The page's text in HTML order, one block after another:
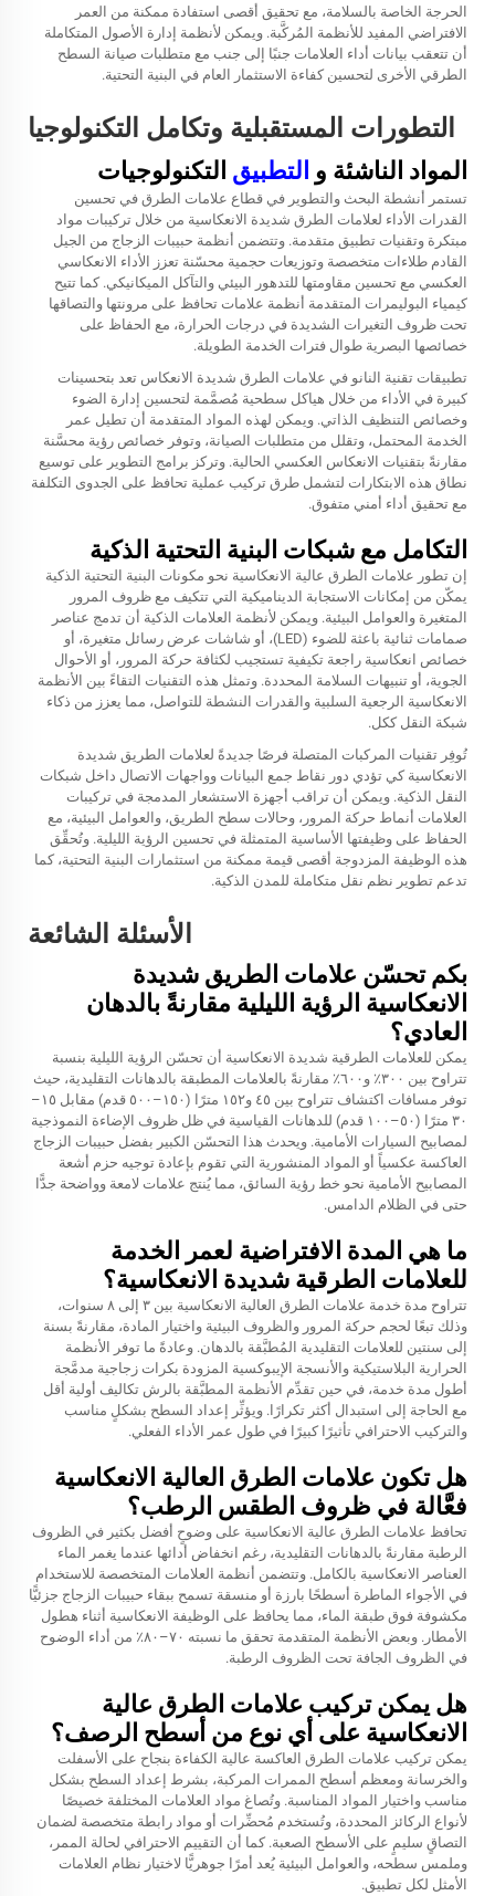
الحرجة الخاصة بالسلامة، مع تحقيق أقصى استفادة ممكنة من العمر
الافتراضي المفيد للأنظمة المُركَّبة. ويمكن لأنظمة إدارة الأصول المتكاملة
أن تتعقب بيانات أداء العلامات جنبًا إلى جنب مع متطلبات صيانة السطح
الطرقي الأخرى لتحسين كفاءة الاستثمار العام في البنية التحتية.
التطورات المستقبلية وتكامل التكنولوجيا
المواد الناشئة و التطبيق التكنولوجيات
تستمر أنشطة البحث والتطوير في قطاع علامات الطرق في تحسين
القدرات الأداء لعلامات الطرق شديدة الانعكاسية من خلال تركيبات مواد
مبتكرة وتقنيات تطبيق متقدمة. وتتضمن أنظمة حبيبات الزجاج من الجيل
القادم طلاءات متخصصة وتوزيعات حجمية محسّنة تعزز الأداء الانعكاسي
العكسي مع تحسين مقاومتها للتدهور البيئي والتآكل الميكانيكي. كما تتيح
كيمياء البوليمرات المتقدمة أنظمة علامات تحافظ على مرونتها والتصاقها
تحت ظروف التغيرات الشديدة في درجات الحرارة، مع الحفاظ على
خصائصها البصرية طوال فترات الخدمة الطويلة.
تطبيقات تقنية النانو في علامات الطرق شديدة الانعكاس تعد بتحسينات
كبيرة في الأداء من خلال هياكل سطحية مُصمَّمة لتحسين إدارة الضوء
وخصائص التنظيف الذاتي. ويمكن لهذه المواد المتقدمة أن تطيل عمر
الخدمة المحتمل، وتقلل من متطلبات الصيانة، وتوفر خصائص رؤية محسَّنة
مقارنةً بتقنيات الانعكاس العكسي الحالية. وتركز برامج التطوير على توسيع
نطاق هذه الابتكارات لتشمل طرق تركيب عملية تحافظ على الجدوى التكلفة
مع تحقيق أداء أمني متفوق.
التكامل مع شبكات البنية التحتية الذكية
إن تطور علامات الطرق عالية الانعكاسية نحو مكونات البنية التحتية الذكية
يمكّن من إمكانات الاستجابة الديناميكية التي تتكيف مع ظروف المرور
المتغيرة والعوامل البيئية. ويمكن لأنظمة العلامات الذكية أن تدمج عناصر
صمامات ثنائية باعثة للضوء (LED)، أو شاشات عرض رسائل متغيرة، أو
خصائص انعكاسية راجعة تكيفية تستجيب لكثافة حركة المرور، أو الأحوال
الجوية، أو تنبيهات السلامة المحددة. وتمثل هذه التقنيات التقاءً بين الأنظمة
الانعكاسية الرجعية السلبية والقدرات النشطة للتواصل، مما يعزز من ذكاء
شبكة النقل ككل.
تُوفِر تقنيات المركبات المتصلة فرصًا جديدةً لعلامات الطريق شديدة
الانعكاسية كي تؤدي دور نقاط جمع البيانات وواجهات الاتصال داخل شبكات
النقل الذكية. ويمكن أن تراقب أجهزة الاستشعار المدمجة في تركيبات
العلامات أنماط حركة المرور، وحالات سطح الطريق، والعوامل البيئية، مع
الحفاظ على وظيفتها الأساسية المتمثلة في تحسين الرؤية الليلية. وتُحقِّق
هذه الوظيفة المزدوجة أقصى قيمة ممكنة من استثمارات البنية التحتية، كما
تدعم تطوير نظم نقل متكاملة للمدن الذكية.
الأسئلة الشائعة
بكم تحسّن علامات الطريق شديدة
الانعكاسية الرؤية الليلية مقارنةً بالدهان
العادي؟
يمكن للعلامات الطرقية شديدة الانعكاسية أن تحسّن الرؤية الليلية بنسبة
تتراوح بين ٣٠٠٪ و٦٠٠٪ مقارنةً بالعلامات المطبقة بالدهانات التقليدية، حيث
توفر مسافات اكتشاف تتراوح بين ٤٥ و١٥٢ مترًا (١٥٠–٥٠٠ قدم) مقابل ١٥–
٣٠ مترًا (٥٠–١٠٠ قدم) للدهانات القياسية في ظل ظروف الإضاءة النموذجية
لمصابيح السيارات الأمامية. ويحدث هذا التحسّن الكبير بفضل حبيبات الزجاج
العاكسة عكسياً أو المواد المنشورية التي تقوم بإعادة توجيه حزم أشعة
المصابيح الأمامية نحو خط رؤية السائق، مما يُنتج علامات لامعة وواضحة جدًّا
حتى في الظلام الدامس.
ما هي المدة الافتراضية لعمر الخدمة
للعلامات الطرقية شديدة الانعكاسية؟
تتراوح مدة خدمة علامات الطرق العالية الانعكاسية بين ٣ إلى ٨ سنوات،
وذلك تبعًا لحجم حركة المرور والظروف البيئية واختيار المادة، مقارنةً بسنة
إلى سنتين للعلامات التقليدية المُطبَّقة بالدهان. وعادةً ما توفر الأنظمة
الحرارية البلاستيكية والأنسجة الإيبوكسية المزودة بكرات زجاجية مدمَّجة
أطول مدة خدمة، في حين تقدِّم الأنظمة المطبَّقة بالرش تكاليف أولية أقل
مع الحاجة إلى استبدال أكثر تكرارًا. ويؤثِّر إعداد السطح بشكلٍ مناسب
والتركيب الاحترافي تأثيرًا كبيرًا في طول عمر الأداء الفعلي.
هل تكون علامات الطرق العالية الانعكاسية
فعَّالة في ظروف الطقس الرطب؟
تحافظ علامات الطرق عالية الانعكاسية على وضوحٍ أفضل بكثير في الظروف
الرطبة مقارنةً بالدهانات التقليدية، رغم انخفاض أدائها عندما يغمر الماء
العناصر الانعكاسية بالكامل. وتتضمن أنظمة العلامات المتخصصة للاستخدام
في الأجواء الماطرة أسطحًا بارزة أو منسقة تسمح ببقاء حبيبات الزجاج جزئيًّا
مكشوفة فوق طبقة الماء، مما يحافظ على الوظيفة الانعكاسية أثناء هطول
الأمطار. وبعض الأنظمة المتقدمة تحقق ما نسبته ٧٠–٨٠٪ من أداء الوضوح
في الظروف الجافة تحت الظروف الرطبة.
هل يمكن تركيب علامات الطرق عالية
الانعكاسية على أي نوع من أسطح الرصف؟
يمكن تركيب علامات الطرق العاكسة عالية الكفاءة بنجاح على الأسفلت
والخرسانة ومعظم أسطح الممرات المركبة، بشرط إعداد السطح بشكل
مناسب واختيار المواد المناسبة. وتُصاغ مواد العلامات المختلفة خصيصًا
لأنواع الركائز المحددة، وتُستخدم مُحضِّرات أو مواد رابطة متخصصة لضمان
التصاقٍ سليمٍ على الأسطح الصعبة. كما أن التقييم الاحترافي لحالة الممر،
وملمس سطحه، والعوامل البيئية يُعد أمرًا جوهريًّا لاختيار نظام العلامات
الأمثل لكل تطبيق.